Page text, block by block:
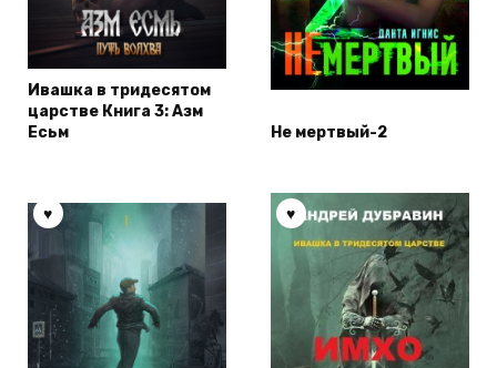
Ивашка в тридесятом
царстве Книга 3: Азм
Есьм
Не мертвый-2